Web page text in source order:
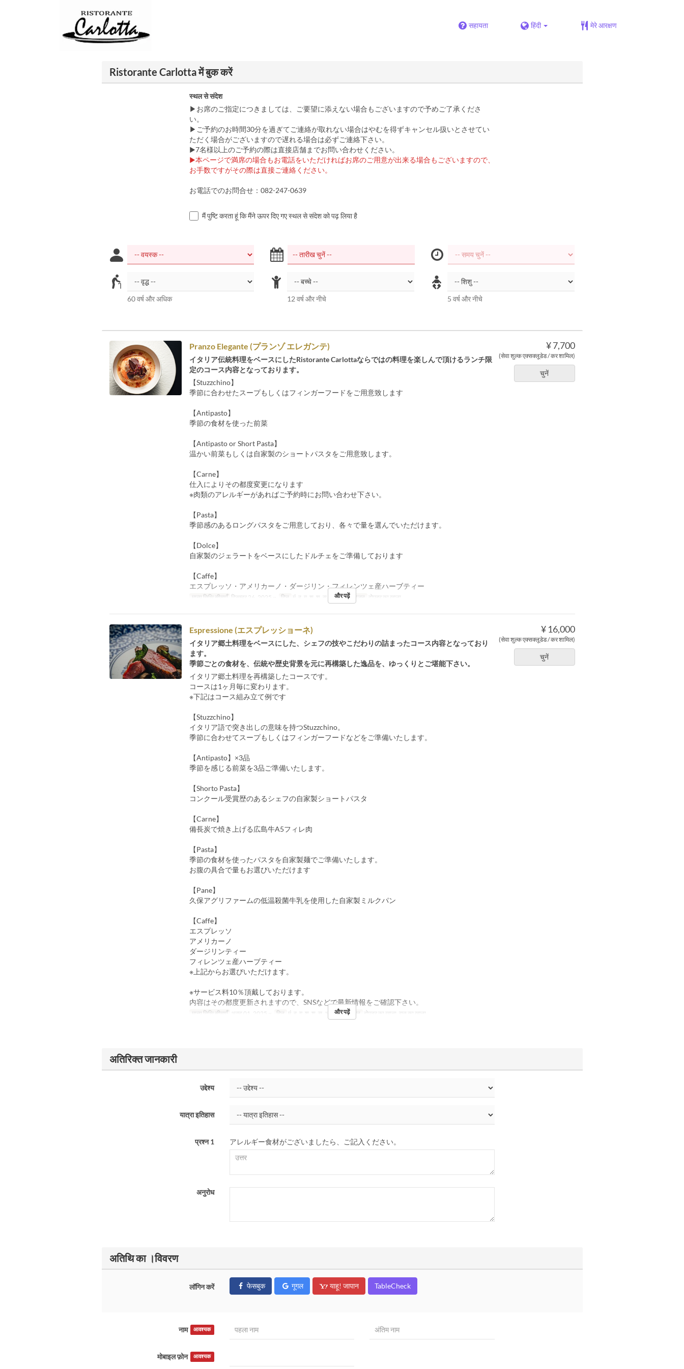
सहायता हिंदी मेरे आरक्षण
Ristorante Carlotta में बुक करें
स्थल से संदेश
▶お席のご指定につきましては、ご要望に添えない場合もございますので予めご了承くださ
い。
▶ご予約のお時間30分を過ぎてご連絡が取れない場合はやむを得ずキャンセル扱いとさせてい
ただく場合がございますので遅れる場合は必ずご連絡下さい。
▶7名様以上のご予約の際は直接店舗までお問い合わせください。
▶本ページで満席の場合もお電話をいただければお席のご用意が出来る場合もございますので、
お手数ですがその際は直接ご連絡ください。
お電話でのお問合せ：082-247-0639
मैं पुष्टि करता हूं कि मैंने ऊपर दिए गए स्थल से संदेश को पढ़ लिया है
60 वर्ष और अधिक 12 वर्ष और नीचे 5 वर्ष और नीचे
¥ 7,700
(सेवा शुल्क एक्सक्लूडेड / कर शामिल)
चुनें
Pranzo Elegante (プランゾ エレガンテ)
イタリア伝統料理をベースにしたRistorante Carlottaならではの料理を楽しんで頂けるランチ限
定のコース内容となっております。
【Stuzzchino】
季節に合わせたスープもしくはフィンガーフードをご用意致します
【Antipasto】
季節の食材を使った前菜
【Antipasto or Short Pasta】
温かい前菜もしくは自家製のショートパスタをご用意致します。
【Carne】
仕入によりその都度変更になります
※肉類のアレルギーがあればご予約時にお問い合わせ下さい。
【Pasta】
季節感のあるロングパスタをご用意しており、各々で量を選んでいただけます。
【Dolce】
自家製のジェラートをベースにしたドルチェをご準備しております
【Caffe】
エスプレッソ・アメリカーノ・ダージリン・フィレンツェ産ハーブティー
मान्य तिथि सीमाएँ दिसम्बर 26, 2025 ~ दिन मं, बु, गु, शु, श, स, अवकाश भोजन दोपहर का खाना
और पढ़ें
¥ 16,000
(सेवा शुल्क एक्सक्लूडेड / कर शामिल)
चुनें
Espressione (エスプレッショーネ)
イタリア郷土料理をベースにした、シェフの技やこだわりの詰まったコース内容となっており
ます。
季節ごとの食材を、伝統や歴史背景を元に再構築した逸品を、ゆっくりとご堪能下さい。
イタリア郷土料理を再構築したコースです。
コースは1ヶ月毎に変わります。
※下記はコース組み立て例です
【Stuzzchino】
イタリア語で突き出しの意味を持つStuzzchino。
季節に合わせてスープもしくはフィンガーフードなどをご準備いたします。
【Antipasto】×3品
季節を感じる前菜を3品ご準備いたします。
【Shorto Pasta】
コンクール受賞歴のあるシェフの自家製ショートパスタ
【Carne】
備長炭で焼き上げる広島牛A5フィレ肉
【Pasta】
季節の食材を使ったパスタを自家製麺でご準備いたします。
お腹の具合で量もお選びいただけます
【Pane】
久保アグリファームの低温殺菌牛乳を使用した自家製ミルクパン
【Caffe】
エスプレッソ
アメリカーノ
ダージリンティー
フィレンツェ産ハーブティー
※上記からお選びいただけます。
※サービス料10％頂戴しております。
内容はその都度更新されますので、SNSなどで最新情報をご確認下さい。
मान्य तिथि सीमाएँ अक्टू 01, 2025 ~ दिन मं, बु, गु, शु, श, स, अवकाश भोजन दोपहर का खाना, रात का खाना
और पढ़ें
अतिरिक्त जानकारी
उद्देश्य
यात्रा इतिहास
प्रश्न 1 アレルギー食材がございましたら、ご記入ください。
अनुरोध
अतिथि का ।विवरण
लॉगिन करें फेसबुक गूगल याहू! जापान TableCheck
नाम आवश्यक
मोबाइल फ़ोन आवश्यक